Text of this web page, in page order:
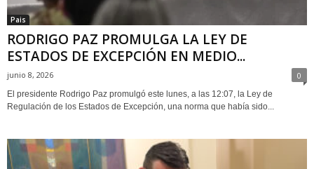
Pais
RODRIGO PAZ PROMULGA LA LEY DE
ESTADOS DE EXCEPCIÓN EN MEDIO...
junio 8, 2026 0
El presidente Rodrigo Paz promulgó este lunes, a las 12:07, la Ley de
Regulación de los Estados de Excepción, una norma que había sido...